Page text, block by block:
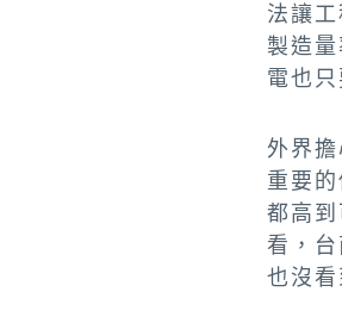
法讓
製造
電也
外界
重要
都高
看，
也沒